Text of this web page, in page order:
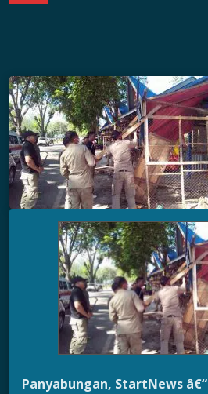
Panyabungan, StartNews â€“